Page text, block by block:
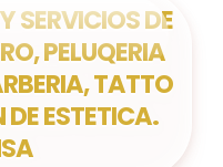
SERVICIOS DE
PELUQERIA
TATTO
ESTETICA.